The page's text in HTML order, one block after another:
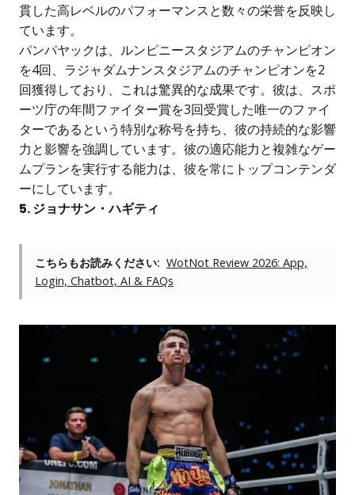
貫した高レベルのパフォーマンスと数々の栄誉を反映し
ています。
パンパヤックは、ルンピニースタジアムのチャンピオン
を4回、ラジャダムナンスタジアムのチャンピオンを2
回獲得しており、これは驚異的な成果です。彼は、スポ
ーツ庁の年間ファイター賞を3回受賞した唯一のファイ
ターであるという特別な称号を持ち、彼の持続的な影響
力と影響を強調しています。彼の適応能力と複雑なゲー
ムプランを実行する能力は、彼を常にトップコンテンダ
ーにしています。
5. ジョナサン・ハギティ
こちらもお読みください: WotNot Review 2026: App,
Login, Chatbot, AI & FAQs